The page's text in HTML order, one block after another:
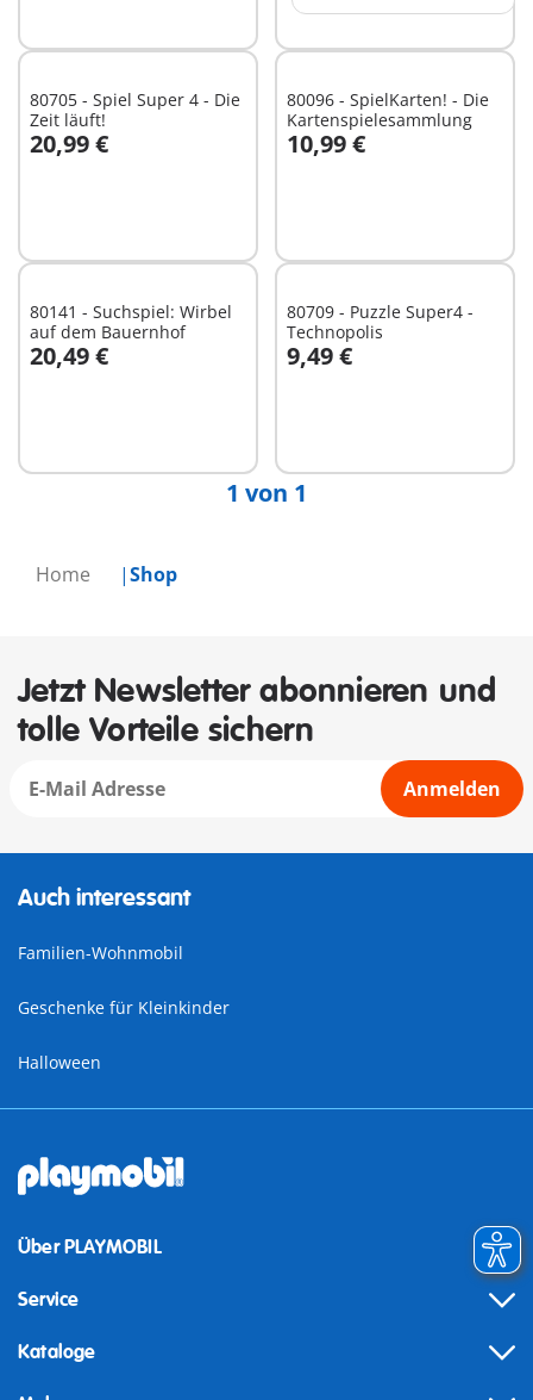
Home Shop
80705 - Spiel Super 4 - Die
Zeit läuft!
20,99 €
In den Warenkorb
80096 - SpielKarten! - Die
Kartenspielesammlung
10,99 €
In den Warenkorb
80141 - Suchspiel: Wirbel
auf dem Bauernhof
20,49 €
In den Warenkorb
80709 - Puzzle Super4 -
Technopolis
9,49 €
In den Warenkorb
1 von 1
Jetzt Newsletter abonnieren und
tolle Vorteile sichern
Anmelden
Auch interessant
Familien-Wohnmobil
Geschenke für Kleinkinder
Halloween
Über PLAYMOBIL
Service
Kataloge